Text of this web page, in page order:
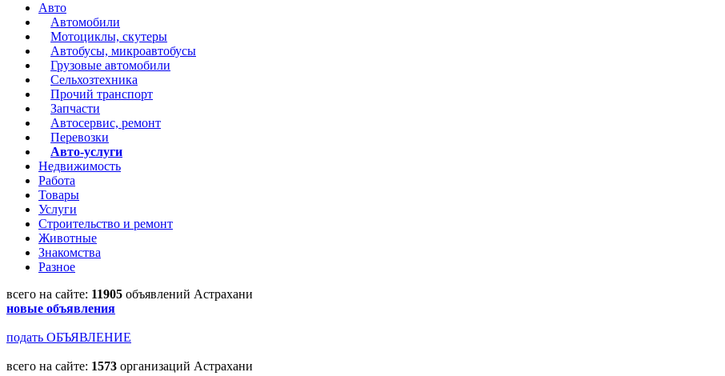
Авто
Автомобили
Мотоциклы, скутеры
Автобусы, микроавтобусы
Грузовые автомобили
Сельхозтехника
Прочий транспорт
Запчасти
Автосервис, ремонт
Перевозки
Авто-услуги
Недвижимость
Работа
Товары
Услуги
Строительство и ремонт
Животные
Знакомства
Разное
всего на сайте: 11905 объявлений Астрахани
новые объявления
подать ОБЪЯВЛЕНИЕ
всего на сайте: 1573 организаций Астрахани